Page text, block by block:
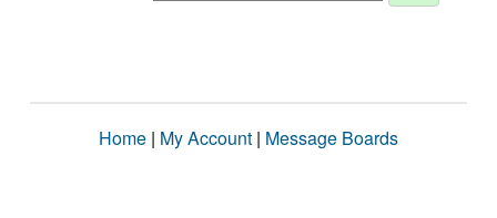
Home | My Account | Message Boards